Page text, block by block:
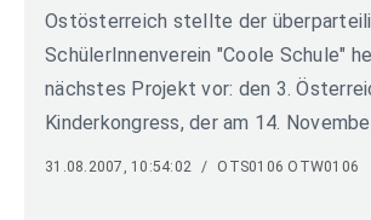
Ostösterreich stellte der
SchülerInnenverein "Coole Schule"
nächstes Projekt vor: den 3.
Kinderkongress, der am 14.
31.08.2007, 10:54:02 / OTS0106 OTW0106